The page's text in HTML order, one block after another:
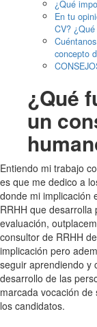
¿Qué
En tu
CV?
concepto
¿Qué
un
Entiendo mi trabajo
es que me dedico a
donde mi implicación
RRHH que
evaluación,
consultor de RRHH
implicación pero
seguir aprendiendo y
desarrollo de las
marcada vocación
los candidatos.